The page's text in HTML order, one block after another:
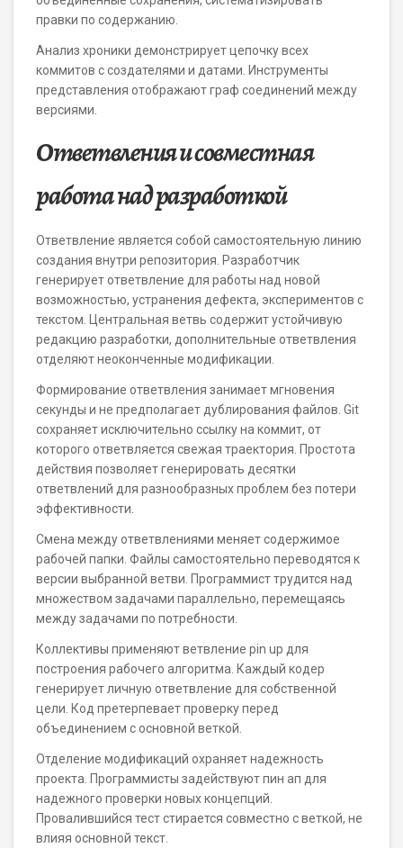
правки по содержанию.
Анализ хроники демонстрирует цепочку всех
коммитов с создателями и датами. Инструменты
представления отображают граф соединений между
версиями.
Ответвления и совместная
работа над разработкой
Ответвление является собой самостоятельную линию
создания внутри репозитория. Разработчик
генерирует ответвление для работы над новой
возможностью, устранения дефекта, экспериментов с
текстом. Центральная ветвь содержит устойчивую
редакцию разработки, дополнительные ответвления
отделяют неоконченные модификации.
Формирование ответвления занимает мгновения
секунды и не предполагает дублирования файлов. Git
сохраняет исключительно ссылку на коммит, от
которого ответвляется свежая траектория. Простота
действия позволяет генерировать десятки
ответвлений для разнообразных проблем без потери
эффективности.
Смена между ответвлениями меняет содержимое
рабочей папки. Файлы самостоятельно переводятся к
версии выбранной ветви. Программист трудится над
множеством задачами параллельно, перемещаясь
между задачами по потребности.
Коллективы применяют ветвление pin up для
построения рабочего алгоритма. Каждый кодер
генерирует личную ответвление для собственной
цели. Код претерпевает проверку перед
объединением с основной веткой.
Отделение модификаций охраняет надежность
проекта. Программисты задействуют пин ап для
надежного проверки новых концепций.
Провалившийся тест стирается совместно с веткой, не
влияя основной текст.